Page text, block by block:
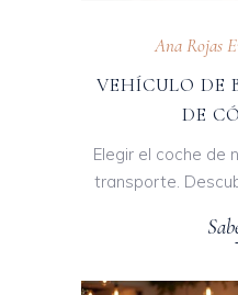
Ana Rojas
VEHÍCULO DE
DE
Elegir el coche de
transporte.